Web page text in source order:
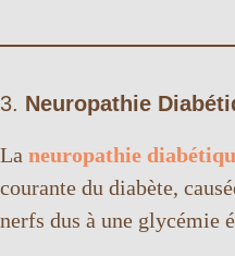
3. Neuropathie
La neuropathie
courante du diabète,
nerfs dus à une glycémie